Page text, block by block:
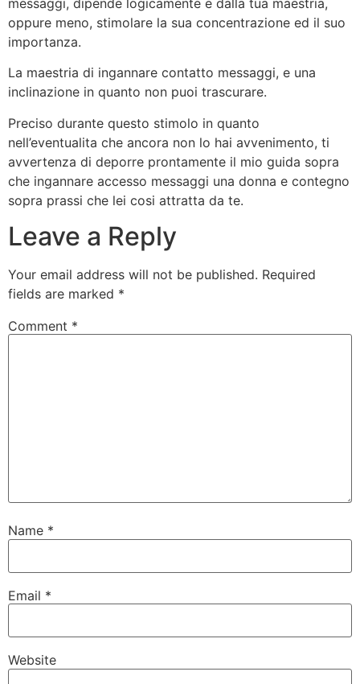
oppure meno, stimolare la sua concentrazione ed il suo
importanza.
La maestria di ingannare contatto messaggi, e una
inclinazione in quanto non puoi trascurare.
Preciso durante questo stimolo in quanto
nell’eventualita che ancora non lo hai avvenimento, ti
avvertenza di deporre prontamente il mio guida sopra
che ingannare accesso messaggi una donna e contegno
sopra prassi che lei cosi attratta da te.
Leave a Reply
Your email address will not be published. Required
fields are marked *
Comment *
Name *
Email *
Website